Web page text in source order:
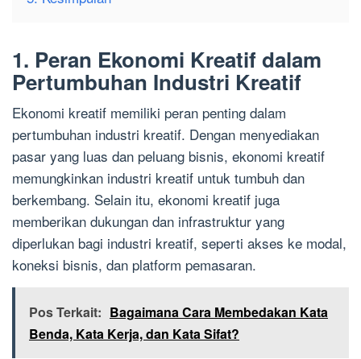
1. Peran Ekonomi Kreatif dalam
Pertumbuhan Industri Kreatif
Ekonomi kreatif memiliki peran penting dalam
pertumbuhan industri kreatif. Dengan menyediakan
pasar yang luas dan peluang bisnis, ekonomi kreatif
memungkinkan industri kreatif untuk tumbuh dan
berkembang. Selain itu, ekonomi kreatif juga
memberikan dukungan dan infrastruktur yang
diperlukan bagi industri kreatif, seperti akses ke modal,
koneksi bisnis, dan platform pemasaran.
Pos Terkait: Bagaimana Cara Membedakan Kata
Benda, Kata Kerja, dan Kata Sifat?